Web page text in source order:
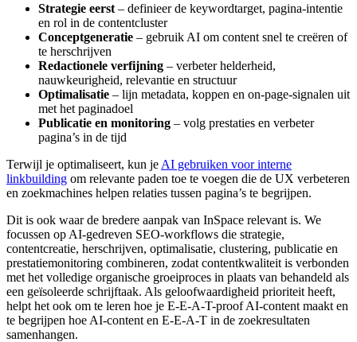
Strategie eerst – definieer de keywordtarget, pagina-intentie
en rol in de contentcluster
Conceptgeneratie – gebruik AI om content snel te creëren of
te herschrijven
Redactionele verfijning – verbeter helderheid,
nauwkeurigheid, relevantie en structuur
Optimalisatie – lijn metadata, koppen en on-page-signalen uit
met het paginadoel
Publicatie en monitoring – volg prestaties en verbeter
pagina’s in de tijd
Terwijl je optimaliseert, kun je AI gebruiken voor interne
linkbuilding om relevante paden toe te voegen die de UX verbeteren
en zoekmachines helpen relaties tussen pagina’s te begrijpen.
Dit is ook waar de bredere aanpak van InSpace relevant is. We
focussen op AI-gedreven SEO-workflows die strategie,
contentcreatie, herschrijven, optimalisatie, clustering, publicatie en
prestatiemonitoring combineren, zodat contentkwaliteit is verbonden
met het volledige organische groeiproces in plaats van behandeld als
een geïsoleerde schrijftaak. Als geloofwaardigheid prioriteit heeft,
helpt het ook om te leren hoe je E-E-A-T-proof AI-content maakt en
te begrijpen hoe AI-content en E-E-A-T in de zoekresultaten
samenhangen.